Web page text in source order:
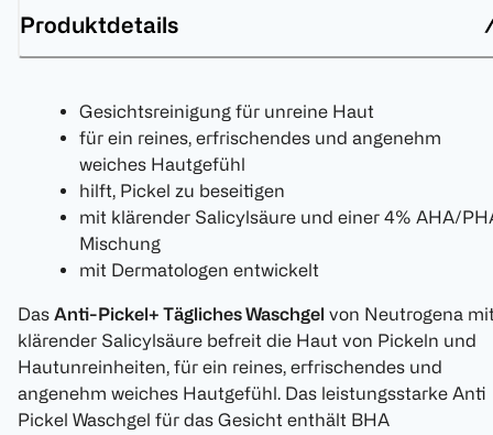
Produktdetails
Gesichtsreinigung für unreine Haut
für ein reines, erfrischendes und angenehm
weiches Hautgefühl
hilft, Pickel zu beseitigen
mit klärender Salicylsäure und einer 4% AHA/
Mischung
mit Dermatologen entwickelt
Das Anti-Pickel+ Tägliches Waschgel von Neutrogena
klärender Salicylsäure befreit die Haut von Pickeln und
Hautunreinheiten, für ein reines, erfrischendes und
angenehm weiches Hautgefühl. Das leistungsstarke Anti
Pickel Waschgel für das Gesicht enthält BHA